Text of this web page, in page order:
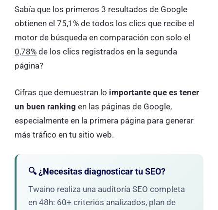
Sabía que los primeros 3 resultados de Google
obtienen el 75,1% de todos los clics que recibe el
motor de búsqueda en comparación con solo el
0,78% de los clics registrados en la segunda
página?
Cifras que demuestran lo importante que es tener
un buen ranking en las páginas de Google,
especialmente en la primera página para generar
más tráfico en tu sitio web.
🔍 ¿Necesitas diagnosticar tu SEO?
Twaino realiza una auditoría SEO completa
en 48h: 60+ criterios analizados, plan de